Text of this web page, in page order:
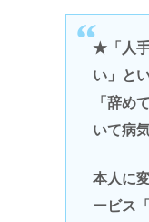
★「人
い」と
「辞め
いて病
本人に
ービス